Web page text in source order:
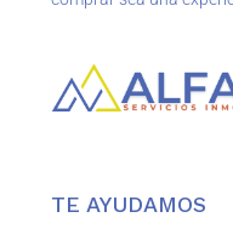
TE AYUDAMOS